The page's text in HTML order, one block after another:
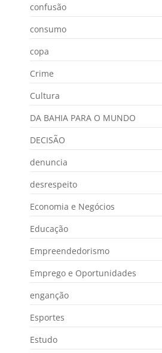
confusão
consumo
copa
Crime
Cultura
DA BAHIA PARA O MUNDO
DECISÃO
denuncia
desrespeito
Economia e Negócios
Educação
Empreendedorismo
Emprego e Oportunidades
enganção
Esportes
Estudo